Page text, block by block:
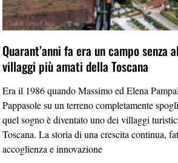
Quarant’anni fa era un campo senza
villaggi più amati della Toscana
Era il 1986 quando Massimo ed Elena
Pappasole su un terreno completamente
quel sogno è diventato uno dei villaggi
Toscana. La storia di una crescita continua,
accoglienza e innovazione